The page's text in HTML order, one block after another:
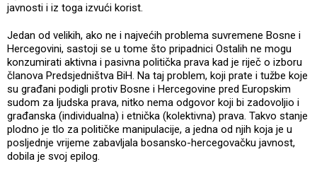
javnosti i iz toga izvući korist.
Jedan od velikih, ako ne i najvećih problema suvremene Bosne i
Hercegovini, sastoji se u tome što pripadnici Ostalih ne mogu
konzumirati aktivna i pasivna politička prava kad je riječ o izboru
članova Predsjedništva BiH. Na taj problem, koji prate i tužbe koje
su građani podigli protiv Bosne i Hercegovine pred Europskim
sudom za ljudska prava, nitko nema odgovor koji bi zadovoljio i
građanska (individualna) i etnička (kolektivna) prava. Takvo stanje
plodno je tlo za političke manipulacije, a jedna od njih koja je u
posljednje vrijeme zabavljala bosansko-hercegovačku javnost,
dobila je svoj epilog.